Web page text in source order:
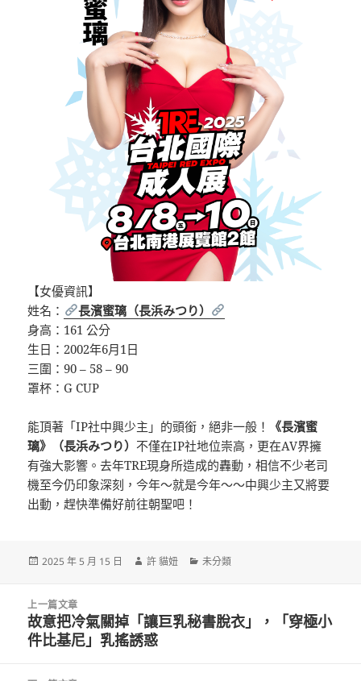
【女優資訊】
姓名：
長濱蜜璃（長浜みつり）
身高：161 公分
生日：2002年6月1日
三圍：90 – 58 – 90
罩杯：G CUP
能頂著「IP社中興少主」的頭銜，絕非一般！
《長濱蜜
璃》（⻑浜みつり）不僅在IP社地位崇高，更在AV界擁
有強大影響。去年TRE現身所造成的轟動，相信不少老司
機至今仍印象深刻，今年～就是今年～～中興少主又將要
出動，趕快準備好前往朝聖吧！
發
期:
2025 年 5 月 15 日
作
許 貓妞
分
未分類
上一篇文章
上
一
故意把冷氣關掉「讓巨乳秘書脫衣」，「穿極小
件比基尼」乳搖誘惑